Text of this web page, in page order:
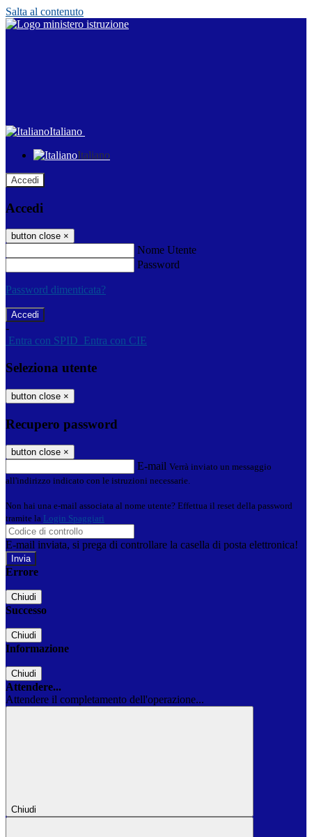
Salta al contenuto
Italiano
Italiano
Accedi
Accedi
button close ×
Nome Utente
Password
Password dimenticata?
-
Entra con SPID Entra con CIE
Seleziona utente
button close ×
Recupero password
button close ×
E-mail Verrà inviato un messaggio
all'indirizzo indicato con le istruzioni necessarie.
Non hai una e-mail associata al nome utente? Effettua il reset della password
tramite la Login Spaggiari
E-mail inviata, si prega di controllare la casella di posta elettronica!
Errore
Chiudi
Successo
Chiudi
Informazione
Chiudi
Attendere...
Attendere il completamento dell'operazione...
Chiudi